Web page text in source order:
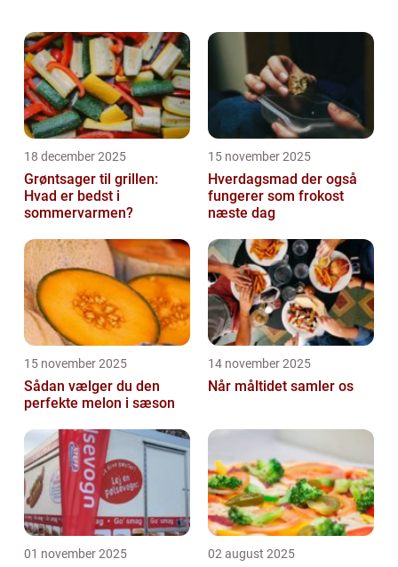
krydrede pølser har vundet hjerterne hos
mange, ...
18 december 2025
Grøntsager til grillen:
Hvad er bedst i
sommervarmen?
15 november 2025
Hverdagsmad der også
fungerer som frokost
næste dag
15 november 2025
Sådan vælger du den
perfekte melon i sæson
14 november 2025
Når måltidet samler os
01 november 2025 02 august 2025